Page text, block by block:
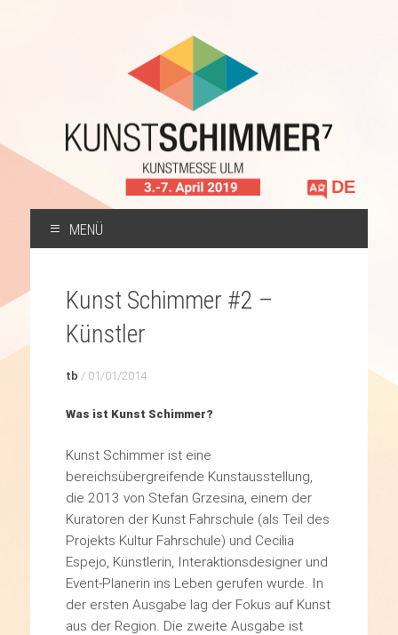
Sprache
auswählen
MENÜ
SPRINGEN
Kunst Schimmer #2 –
Künstler
tb / 01/01/2014
Was ist Kunst Schimmer?
Kunst Schimmer ist eine
bereichsübergreifende Kunstausstellung,
die 2013 von Stefan Grzesina, einem der
Kuratoren der Kunst Fahrschule (als Teil des
Projekts Kultur Fahrschule) und Cecilia
Espejo, Künstlerin, Interaktionsdesigner und
Event-Planerin ins Leben gerufen wurde. In
der ersten Ausgabe lag der Fokus auf Kunst
aus der Region. Die zweite Ausgabe ist